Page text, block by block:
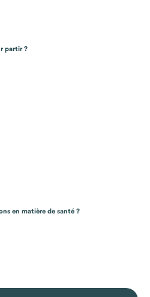
partir ?
en matière de santé ?